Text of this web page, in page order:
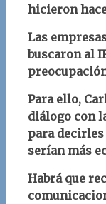
hicieron
Las
buscaron al
Para ello,
diálogo con
para
serían más
Habrá que